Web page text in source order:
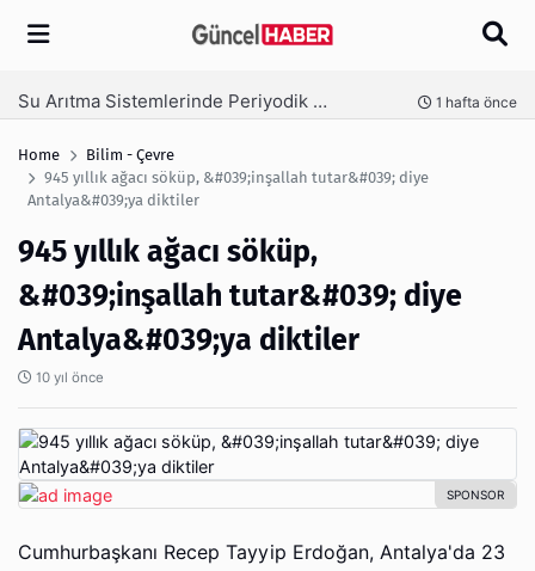
Arama
önce 3 hafta
Home
Bilim - Çevre
945 yıllık ağacı söküp, &#039;inşallah tutar&#039; diye
Antalya&#039;ya diktiler
945 yıllık ağacı söküp,
&#039;inşallah tutar&#039; diye
Antalya&#039;ya diktiler
10 yıl önce
Cumhurbaşkanı Recep Tayyip Erdoğan, Antalya'da 23